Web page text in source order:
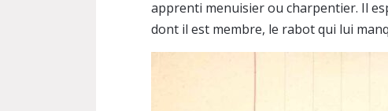
apprenti menuisier ou charpentier. Il
dont il est membre, le rabot qui lui